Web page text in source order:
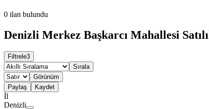
0 ilan bulundu
Denizli Merkez Başkarcı Mahallesi
Filtrele3
Sırala
Görünüm
Paylaş
Kaydet
İl
Denizli